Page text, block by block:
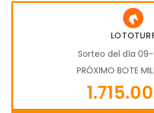
Sorteo del día
PRÓXIMO BOTE